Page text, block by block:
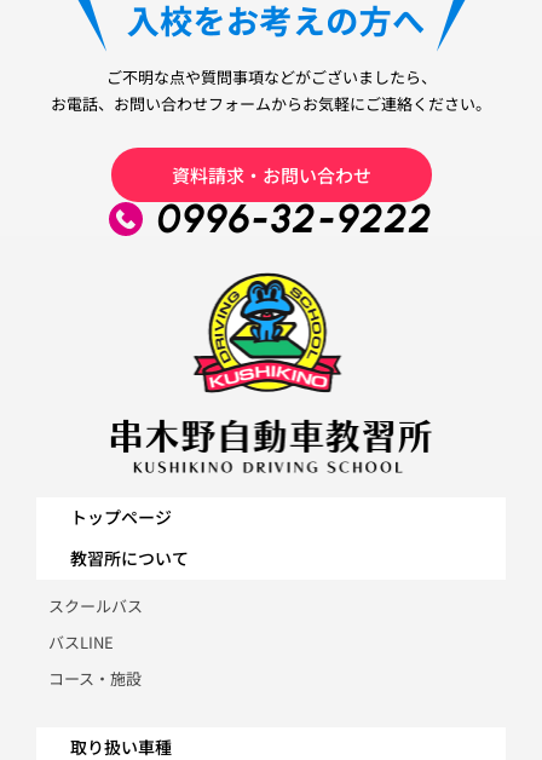
ご不明な点や質問事項などがございましたら、
お電話、お問い合わせフォームからお気軽にご連絡ください。
資料請求・お問い合わせ
0996-32-9222
トップページ
教習所について
スクールバス
バスLINE
コース・施設
取り扱い車種